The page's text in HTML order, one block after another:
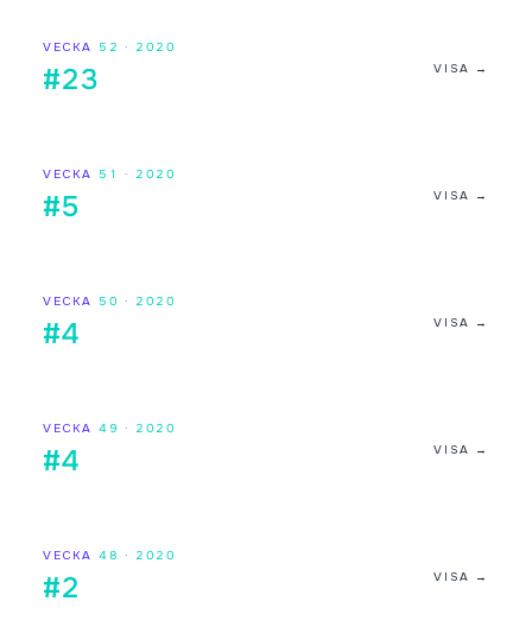
VECKA 52 · 2020
#23 VISA →
VECKA 51 · 2020
#5 VISA →
VECKA 50 · 2020
#4 VISA →
VECKA 49 · 2020
#4 VISA →
VECKA 48 · 2020
#2 VISA →